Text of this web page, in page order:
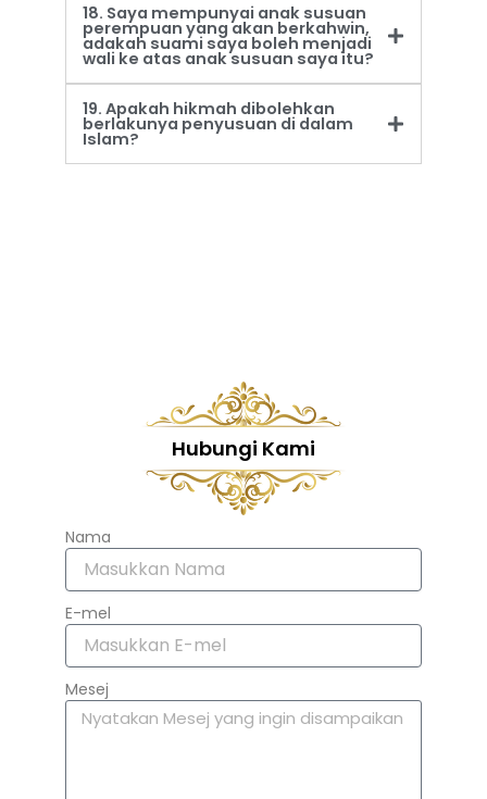
18. Saya mempunyai anak susuan
perempuan yang akan berkahwin,
adakah suami saya boleh menjadi
wali ke atas anak susuan saya itu?
19. Apakah hikmah dibolehkan
berlakunya penyusuan di dalam
Islam?
Hubungi Kami
Nama
E-mel
Mesej